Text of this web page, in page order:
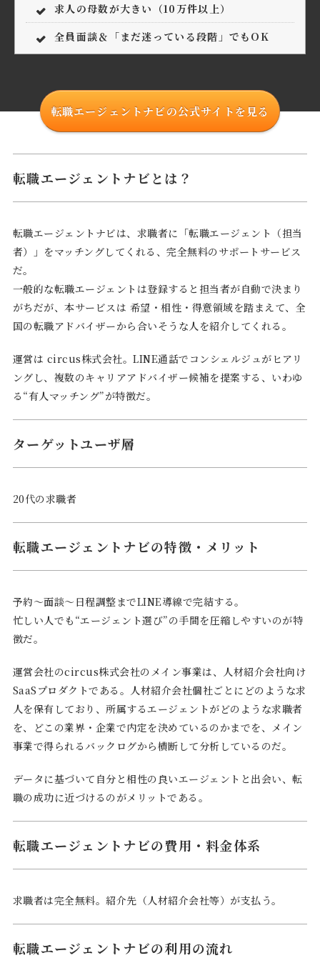
求人の母数が大きい（10万件以上）
全員面談＆「まだ迷っている段階」でもOK
転職エージェントナビの公式サイトを見る
転職エージェントナビとは？
転職エージェントナビは、求職者に「転職エージェント（担当
者）」をマッチングしてくれる、完全無料のサポートサービス
だ。
一般的な転職エージェントは登録すると担当者が自動で決まり
がちだが、本サービスは 希望・相性・得意領域を踏まえて、全
国の転職アドバイザーから合いそうな人を紹介してくれる。
運営は circus株式会社。LINE通話でコンシェルジュがヒアリ
ングし、複数のキャリアアドバイザー候補を提案する、いわゆ
る“有人マッチング”が特徴だ。
ターゲットユーザ層
20代の求職者
転職エージェントナビの特徴・メリット
予約〜面談〜日程調整までLINE導線で完結する。
忙しい人でも“エージェント選び”の手間を圧縮しやすいのが特
徴だ。
運営会社のcircus株式会社のメイン事業は、人材紹介会社向け
SaaSプロダクトである。人材紹介会社個社ごとにどのような求
人を保有しており、所属するエージェントがどのような求職者
を、どこの業界・企業で内定を決めているのかまでを、メイン
事業で得られるバックログから横断して分析しているのだ。
データに基づいて自分と相性の良いエージェントと出会い、転
職の成功に近づけるのがメリットである。
転職エージェントナビの費用・料金体系
求職者は完全無料。紹介先（人材紹介会社等）が支払う。
転職エージェントナビの利用の流れ